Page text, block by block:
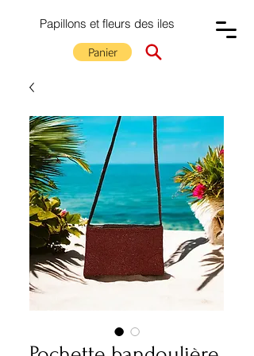
Papillons et fleurs des iles
Panier